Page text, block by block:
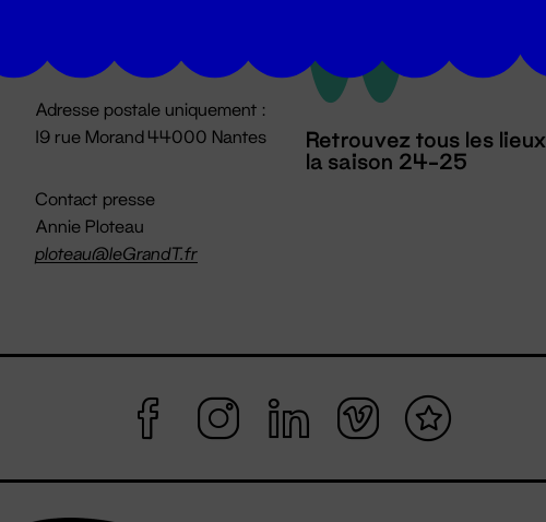
Adresse postale uniquement :
19 rue Morand 44000 Nantes
Contact presse
Annie Ploteau
ploteau@leGrandT.fr
Retrouvez tous les
la saison 24-25